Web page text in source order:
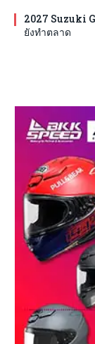
2027 Suzuki
ยังทำตลาด